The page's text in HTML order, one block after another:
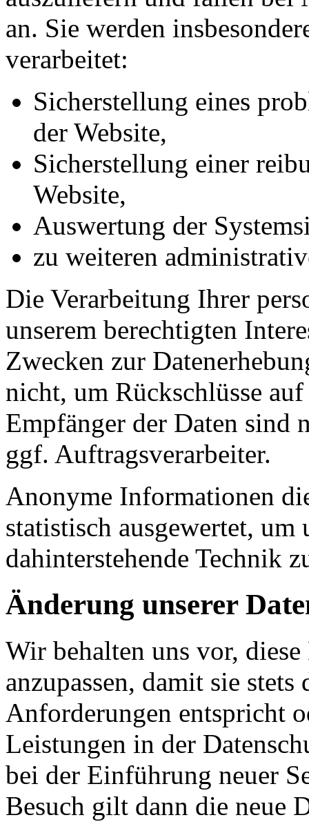
an. Sie werden
verarbeitet:
Sicherstellung eines
der Website,
Sicherstellung einer
Website,
Auswertung der
zu weiteren
Die Verarbeitung Ihrer
unserem berechtigten
Zwecken zur
nicht, um Rückschlüsse
Empfänger der Daten sind
ggf. Auftragsverarbeiter.
Anonyme Informationen
statistisch ausgewertet,
dahinterstehende Technik
Änderung unserer
Wir behalten uns vor,
anzupassen, damit sie
Anforderungen entspricht
Leistungen in der
bei der Einführung neuer
Besuch gilt dann die neue